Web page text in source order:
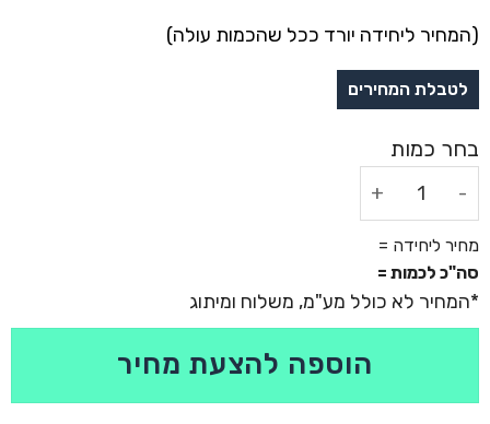
(המחיר ליחידה יורד ככל שהכמות עולה)
סה"כ לכמות =
מחיר ליחידה =
הוספה להצעת מחיר